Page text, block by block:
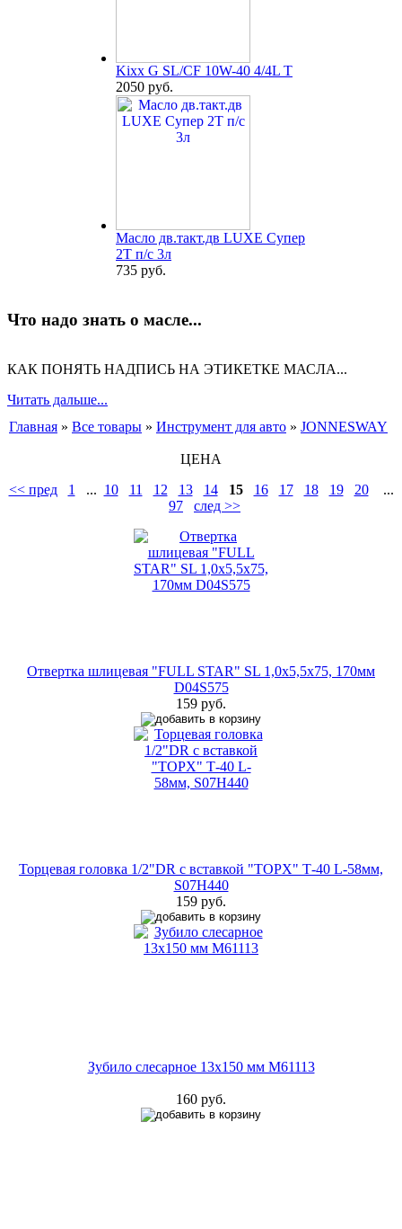
Kixx G SL/CF 10W-40 4/4L T
2050 руб.
Масло дв.такт.дв LUXE Супер
2Т п/с 3л
735 руб.
Что надо знать о масле...
КАК ПОНЯТЬ НАДПИСЬ НА ЭТИКЕТКЕ МАСЛА...
Читать дальше...
Главная » Все товары » Инструмент для авто » JONNESWAY
ЦЕНА
<< пред
1 ... 10 11 12 13 14 15 16 17 18 19 20...
97
след >>
Отвертка шлицевая "FULL STAR" SL 1,0х5,5х75, 170мм
D04S575
159 руб.
Торцевая головка 1/2"DR с вставкой "ТОРX" Т-40 L-58мм,
S07Н440
159 руб.
Зубило слесарное 13x150 мм M61113
160 руб.